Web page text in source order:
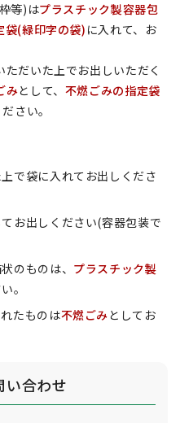
等)はプラスチック製容器包
袋(緑印字の袋) に入れて、お
だいた上でお出しいただく
みとして、 不燃ごみの指定袋
さい。
で袋に入れてお出しくださ
てお出しください(容器包装で
のものは、 プラスチック製
。
たものは不燃ごみとしてお
い合わせ